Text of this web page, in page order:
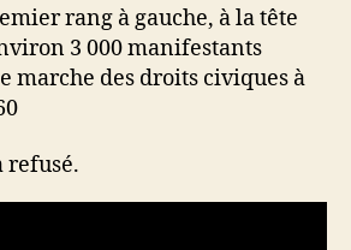
rang à gauche, à la tête
3 000 manifestants
marche des droits civiques à
refusé.